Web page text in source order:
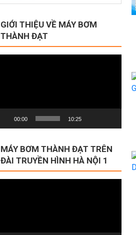
GIỚI THIỆU VỀ MÁY BƠM
THÀNH ĐẠT
00:00 10:25
MÁY BƠM THÀNH ĐẠT TRÊN
ĐÀI TRUYỀN HÌNH HÀ NỘI 1